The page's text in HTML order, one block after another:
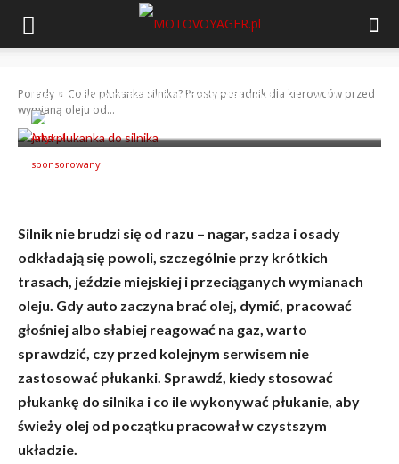
Porady
Co ile płukanka silnika? Prosty poradnik dla kierowców przed
wymianą oleju od...
kierowców przed wymianą oleju od TEC 2000
Silnik nie brudzi się od razu – nagar, sadza i osady
odkładają się powoli, szczególnie przy krótkich
trasach, jeździe miejskiej i przeciąganych wymianach
oleju. Gdy auto zaczyna brać olej, dymić, pracować
głośniej albo słabiej reagować na gaz, warto
sprawdzić, czy przed kolejnym serwisem nie
zastosować płukanki. Sprawdź, kiedy stosować
płukankę do silnika i co ile wykonywać płukanie, aby
świeży olej od początku pracował w czystszym
układzie.